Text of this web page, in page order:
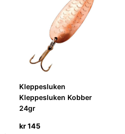
Kleppesluken
Kleppesluken Kobber
24gr
kr145